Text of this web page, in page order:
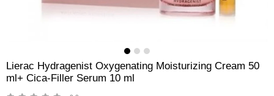
Lierac Hydragenist Oxygenating Moisturizing Cream 50
ml+ Cica-Filler Serum 10 ml